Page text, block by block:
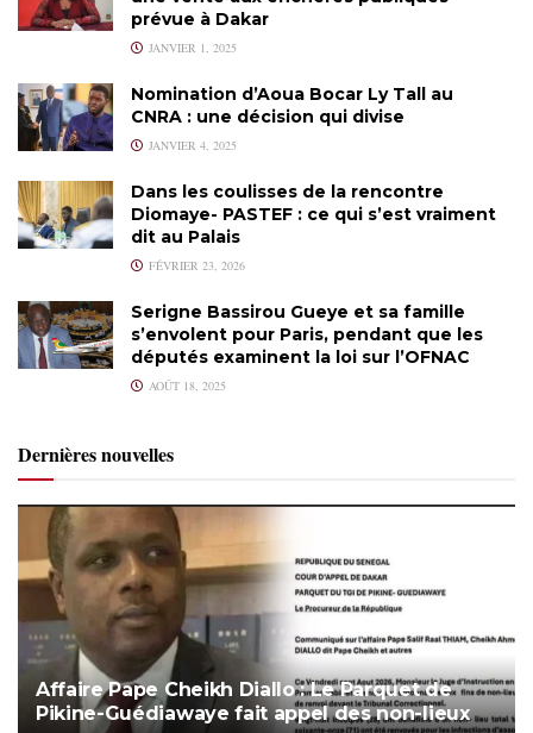
prévue à Dakar
JANVIER 1, 2025
Nomination d’Aoua Bocar Ly Tall au
CNRA : une décision qui divise
JANVIER 4, 2025
Dans les coulisses de la rencontre
Diomaye- PASTEF : ce qui s’est vraiment
dit au Palais
FÉVRIER 23, 2026
Serigne Bassirou Gueye et sa famille
s’envolent pour Paris, pendant que les
députés examinent la loi sur l’OFNAC
AOÛT 18, 2025
Dernières nouvelles
Affaire Pape Cheikh Diallo : Le Parquet de
Pikine-Guédiawaye fait appel des non-lieux